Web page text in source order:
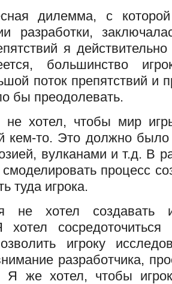
дилемма, с
разработки,
я
большинство
поток препятствий и
бы преодолевать.
не хотел, чтобы мир
кем-то. Это должно было
вулканами и т.д. В
процесс
туда игрока.
не хотел создавать
хотел сосредоточиться
игроку
разработчика,
Я же хотел, чтобы